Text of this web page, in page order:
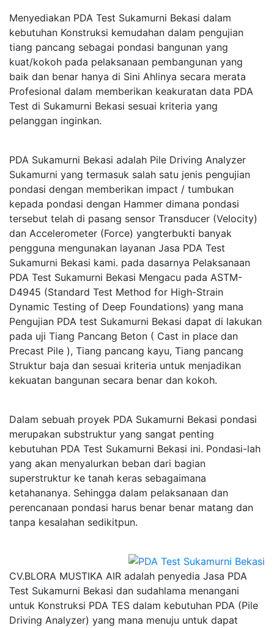
Menyediakan PDA Test Sukamurni Bekasi dalam
kebutuhan Konstruksi kemudahan dalam pengujian
tiang pancang sebagai pondasi bangunan yang
kuat/kokoh pada pelaksanaan pembangunan yang
baik dan benar hanya di Sini Ahlinya secara merata
Profesional dalam memberikan keakuratan data PDA
Test di Sukamurni Bekasi sesuai kriteria yang
pelanggan inginkan.
PDA Sukamurni Bekasi adalah Pile Driving Analyzer
Sukamurni yang termasuk salah satu jenis pengujian
pondasi dengan memberikan impact / tumbukan
kepada pondasi dengan Hammer dimana pondasi
tersebut telah di pasang sensor Transducer (Velocity)
dan Accelerometer (Force) yangterbukti banyak
pengguna mengunakan layanan Jasa PDA Test
Sukamurni Bekasi kami. pada dasarnya Pelaksanaan
PDA Test Sukamurni Bekasi Mengacu pada ASTM-
D4945 (Standard Test Method for High-Strain
Dynamic Testing of Deep Foundations) yang mana
Pengujian PDA test Sukamurni Bekasi dapat di lakukan
pada uji Tiang Pancang Beton ( Cast in place dan
Precast Pile ), Tiang pancang kayu, Tiang pancang
Struktur baja dan sesuai kriteria untuk menjadikan
kekuatan bangunan secara benar dan kokoh.
Dalam sebuah proyek PDA Sukamurni Bekasi pondasi
merupakan substruktur yang sangat penting
kebutuhan PDA Test Sukamurni Bekasi ini. Pondasi-lah
yang akan menyalurkan beban dari bagian
superstruktur ke tanah keras sebagaimana
ketahananya. Sehingga dalam pelaksanaan dan
perencanaan pondasi harus benar benar matang dan
tanpa kesalahan sedikitpun.
CV.BLORA MUSTIKA AIR adalah penyedia Jasa PDA
Test Sukamurni Bekasi dan sudahlama menangani
untuk Konstruksi PDA TES dalam kebutuhan PDA (Pile
Driving Analyzer) yang mana menuju untuk dapat